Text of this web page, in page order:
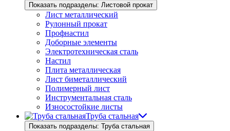
Показать подразделы: Листовой прокат
Лист металлический
Рулонный прокат
Профнастил
Доборные элементы
Электротехническая сталь
Настил
Плита металлическая
Лист биметаллический
Полимерный лист
Инструментальная сталь
Износостойкие листы
Труба стальная
Показать подразделы: Труба стальная